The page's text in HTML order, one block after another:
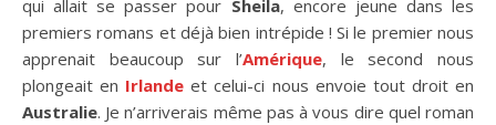
qui allait se passer pour Sheila, encore jeune dans les
premiers romans et déjà bien intrépide ! Si le premier nous
apprenait beaucoup sur l’Amérique, le second nous
plongeait en Irlande et celui-ci nous envoie tout droit en
Australie. Je n’arriverais même pas à vous dire quel roman